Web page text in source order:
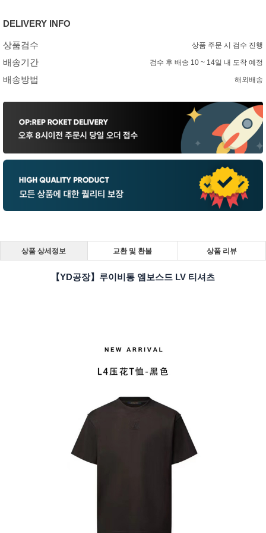
DELIVERY INFO
상품검수 상품 주문 시 검수 진행
배송기간 검수 후 배송 10 ~ 14일 내 도착 예정
배송방법 해외배송
상품 상세정보 교환 및 환불 상품 리뷰
【YD공장】루이비통 엠보스드 LV 티셔츠